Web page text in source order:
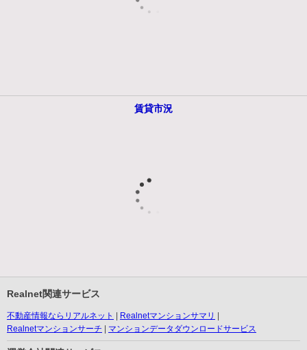
賃貸市況
Realnet関連サービス
不動産情報ならリアルネット
Realnetマンションサマリ
Realnetマンションサーチ
マンションデータダウンロードサービス